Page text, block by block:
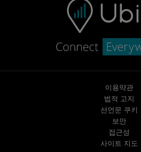
이용약관
법적 고지
선언문 쿠키
보안
접근성
사이트 지도